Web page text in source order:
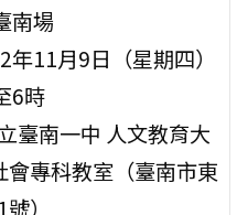
南場
年11月9日（星期四）
6時
臺南一中 人文教育大
專科教室（臺南市東
）